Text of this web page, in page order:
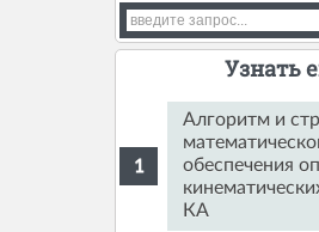
Узнать
Алгоритм и
обеспечения
КА